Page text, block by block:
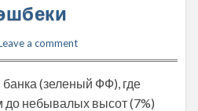
a comment
(зеленый ФФ), где
до небывалых высот (7%)